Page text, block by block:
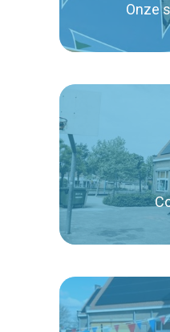
Onze